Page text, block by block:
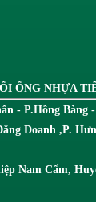
ỐNG NHỰA
- P.Hồng Bàng
Doanh ,P.
Nam Cấm,